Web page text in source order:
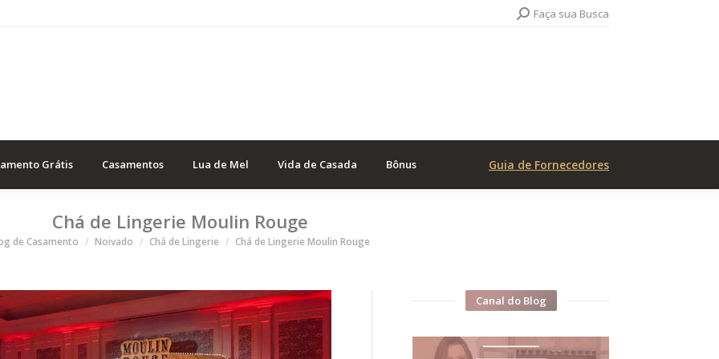
Search:Faça sua Busca
Grátis Casamentos Lua de Mel Vida de Casada Bônus Guia de Fornecedores
Chá de Lingerie Moulin Rouge
está aqui
de Casamento Noivado Chá de Lingerie Chá de Lingerie Moulin Rouge
Canal do Blog